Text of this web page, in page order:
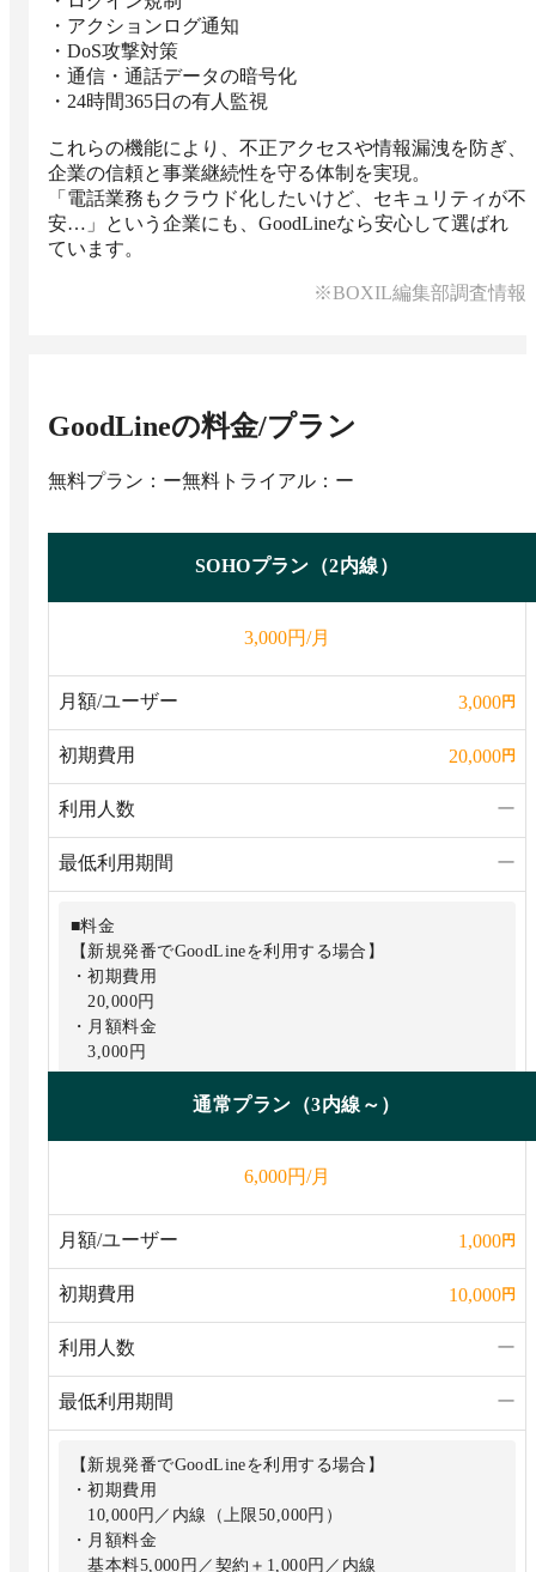
・アクションログ通知
・DoS攻撃対策
・通信・通話データの暗号化
・24時間365日の有人監視
これらの機能により、不正アクセスや情報漏洩を防ぎ、
企業の信頼と事業継続性を守る体制を実現。
「電話業務もクラウド化したいけど、セキュリティが不
安…」という企業にも、GoodLineなら安心して選ばれ
ています。
※BOXIL編集部調査情報
GoodLineの料金/プラン
無料プラン：ー無料トライアル：ー
SOHOプラン（2内線）
3,000円/月
月額/ユーザー 3,000円
初期費用 20,000円
利用人数 ー
最低利用期間 ー
■料金
【新規発番でGoodLineを利用する場合】
・初期費用
20,000円
・月額料金
3,000円
【利用中の番号でGoodLineを利用する場合】
通常プラン（3内線～）
6,000円/月
月額/ユーザー 1,000円
初期費用 10,000円
利用人数 ー
最低利用期間 ー
【新規発番でGoodLineを利用する場合】
・初期費用
10,000円／内線（上限50,000円）
・月額料金
基本料5,000円／契約＋1,000円／内線